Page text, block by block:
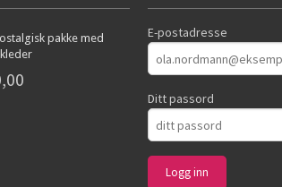
pakke med
E-postadresse
Ditt passord